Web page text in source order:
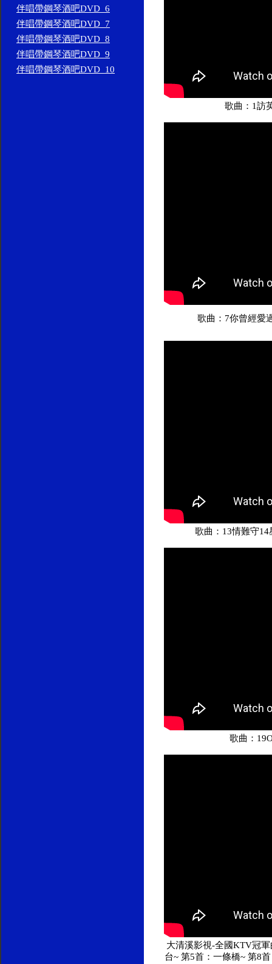
伴唱帶鋼琴酒吧DVD_6
伴唱帶鋼琴酒吧DVD_7
伴唱帶鋼琴酒吧DVD_8
伴唱帶鋼琴酒吧DVD_9
伴唱帶鋼琴酒吧DVD_10
歌曲：1訪
歌曲：7你曾經愛
歌曲：13情難守
歌曲：
大清溪影視-全國KTV冠
台~ 第5首：一條橋~ 第8